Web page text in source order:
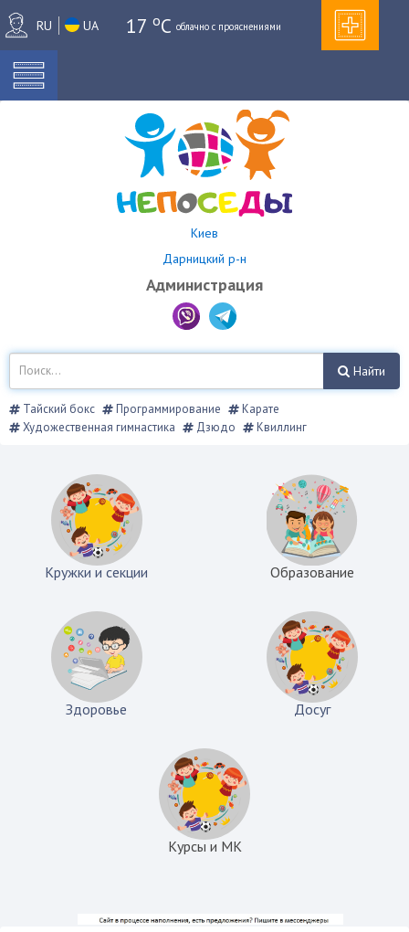
RU UA 17 oC облачно с прояснениями
Киев
Дарницкий р-н
Администрация
Найти
Тайский бокс Программирование
Карате
Художественная гимнастика
Дзюдо Квиллинг
Кружки и секции Образование
Здоровье Досуг
Курсы и МК